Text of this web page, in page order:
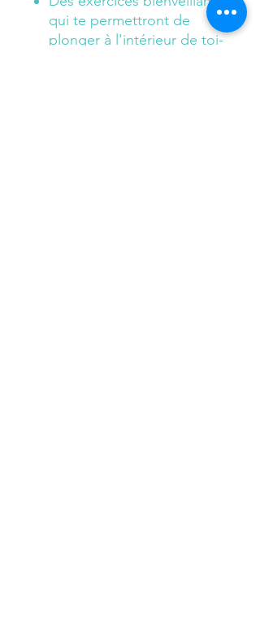
qui te permettront de
plonger à l'intérieur de toi-